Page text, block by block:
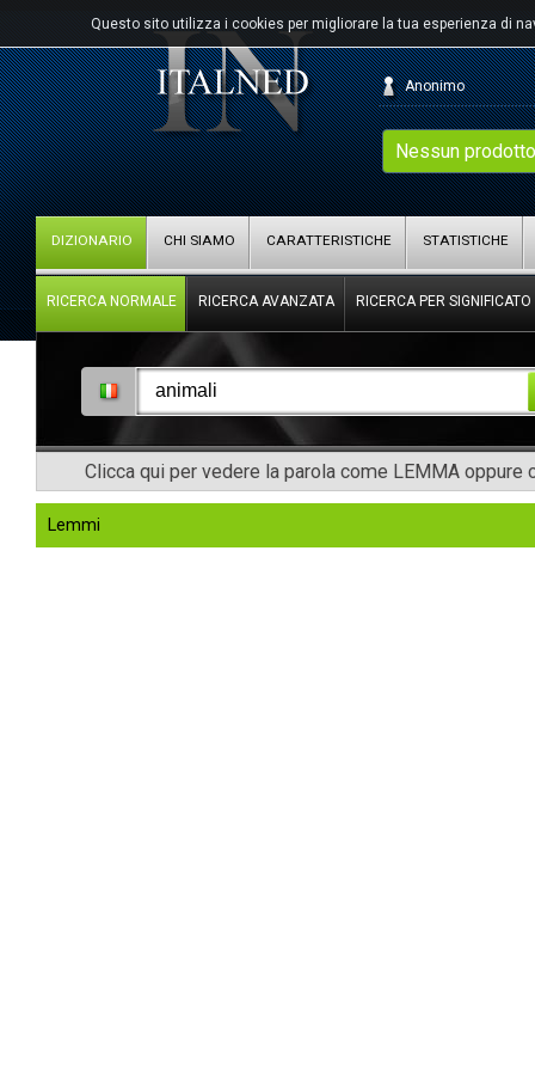
Questo sito utilizza i cookies per migliorare la tua esperienza di
Nessun
Anonimo
DIZIONARIO CHI SIAMO CARATTERISTICHE STATISTICHE
RICERCA NORMALE RICERCA AVANZATA RICERCA PER SIGNIFICATO
Clicca qui per vedere la parola come LEMMA oppure
Lemmi